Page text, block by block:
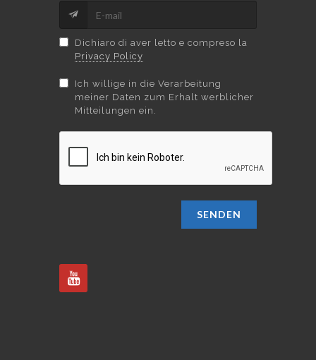
Dichiaro di aver letto e compreso la
Privacy Policy
Ich willige in die Verarbeitung
meiner Daten zum Erhalt werblicher
Mitteilungen ein.
SENDEN